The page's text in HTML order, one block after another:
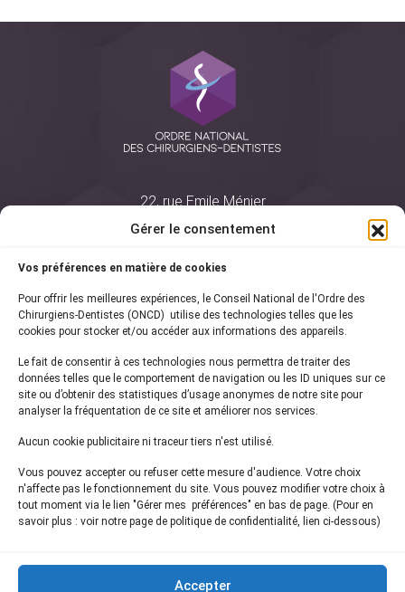
Gérer le consentement
Vos préférences en matière de cookies
Pour offrir les meilleures expériences, le Conseil National de l'Ordre des
Chirurgiens-Dentistes (ONCD) utilise des technologies telles que les
cookies pour stocker et/ou accéder aux informations des appareils.
Le fait de consentir à ces technologies nous permettra de traiter des
données telles que le comportement de navigation ou les ID uniques sur ce
site ou d’obtenir des statistiques d’usage anonymes de notre site pour
analyser la fréquentation de ce site et améliorer nos services.
Aucun cookie publicitaire ni traceur tiers n'est utilisé.
Vous pouvez accepter ou refuser cette mesure d'audience. Votre choix
n'affecte pas le fonctionnement du site. Vous pouvez modifier votre choix à
tout moment via le lien "Gérer mes préférences" en bas de page. (Pour en
savoir plus : voir notre page de politique de confidentialité, lien ci-dessous)
Accepter
22, rue Emile Ménier
75761 Paris Cedex 16
01 44 34 78 80
courrier@oncd.org
Actualités
Presse
Informations légales
Plan du site
Inscrivez-vous à notrenewsletter